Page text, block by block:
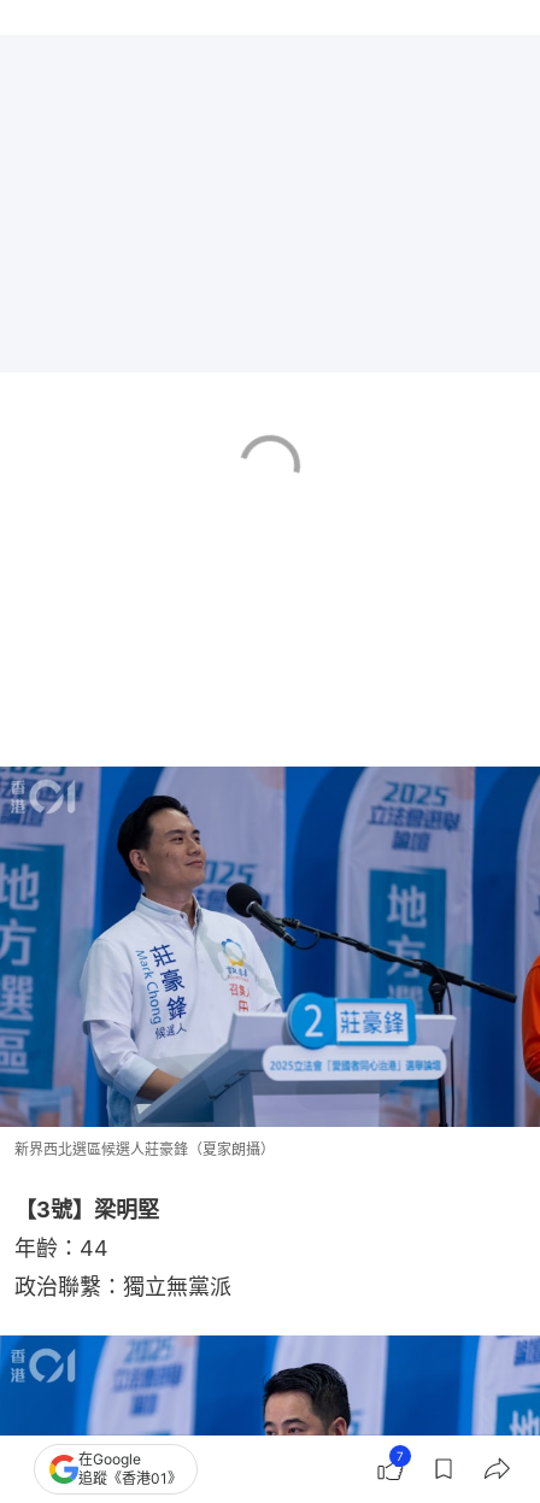
新界西北選區候選人莊豪鋒（夏家朗攝）
【3號】梁明堅
年齡：44
政治聯繫：獨立無黨派
在Google
追蹤《香港01》
7